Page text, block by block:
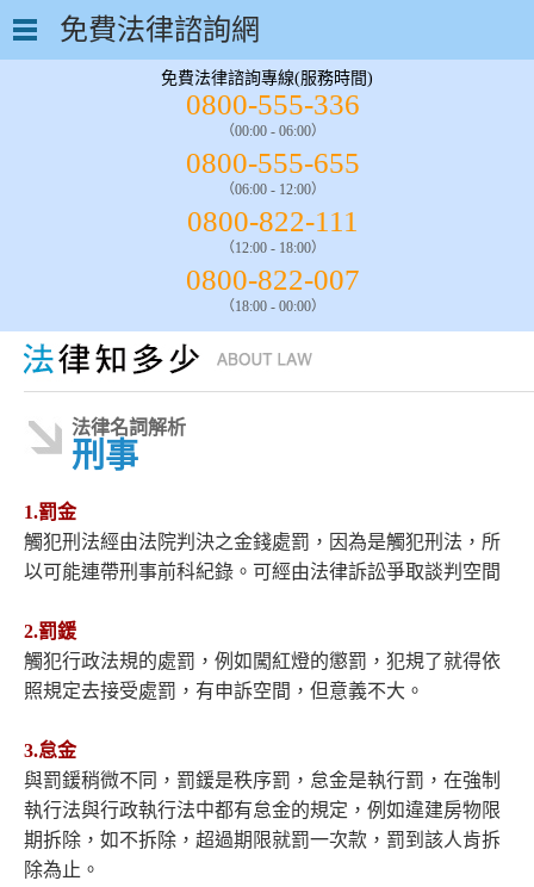
免費法律諮詢網
免費法律諮詢專線(服務時間)
0800-555-336
（00:00 - 06:00）
0800-555-655
（06:00 - 12:00）
0800-822-111
（12:00 - 18:00）
0800-822-007
（18:00 - 00:00）
法律名詞解析
刑事
1.罰金
觸犯刑法經由法院判決之金錢處罰，因為是觸犯刑法，所
以可能連帶刑事前科紀錄。可經由法律訴訟爭取談判空間
2.罰鍰
觸犯行政法規的處罰，例如闖紅燈的懲罰，犯規了就得依
照規定去接受處罰，有申訴空間，但意義不大。
3.怠金
與罰鍰稍微不同，罰鍰是秩序罰，怠金是執行罰，在強制
執行法與行政執行法中都有怠金的規定，例如違建房物限
期拆除，如不拆除，超過期限就罰一次款，罰到該人肯拆
除為止。